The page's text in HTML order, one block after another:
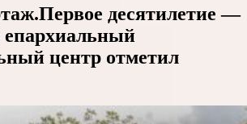
десятилетие —
центр отметил